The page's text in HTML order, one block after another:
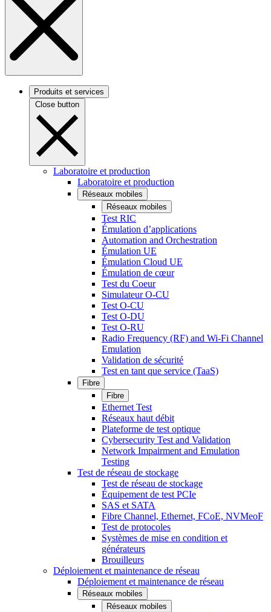
Produits et services
Close button
Laboratoire et production
Laboratoire et production
Réseaux mobiles
Réseaux mobiles
Test RIC
Émulation d’applications
Automation and Orchestration
Émulation UE
Émulation Cloud UE
Émulation de cœur
Test du Coeur
Simulateur O-CU
Test O-CU
Test O-DU
Test O-RU
Radio Frequency (RF) and Wi-Fi Channel
Emulation
Validation de sécurité
Test en tant que service (TaaS)
Fibre
Fibre
Ethernet Test
Réseaux haut débit
Plateforme de test optique
Cybersecurity Test and Validation
Network Impairment and Emulation
Testing
Test de réseau de stockage
Test de réseau de stockage
Équipement de test PCIe
SAS et SATA
Fibre Channel, Ethernet, FCoE, NVMeoF
Test de protocoles
Systèmes de mise en condition et
générateurs
Brouilleurs
Déploiement et maintenance de réseau
Déploiement et maintenance de réseau
Réseaux mobiles
Réseaux mobiles